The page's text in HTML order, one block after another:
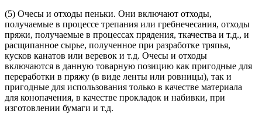
(5) Очесы и отходы пеньки. Они включают отходы,
получаемые в процессе трепания или гребнечесания, отходы
пряжи, получаемые в процессах прядения, ткачества и т.д., и
расщипанное сырье, полученное при разработке тряпья,
кусков канатов или веревок и т.д. Очесы и отходы
включаются в данную товарную позицию как пригодные для
переработки в пряжу (в виде ленты или ровницы), так и
пригодные для использования только в качестве материала
для конопачения, в качестве прокладок и набивки, при
изготовлении бумаги и т.д.